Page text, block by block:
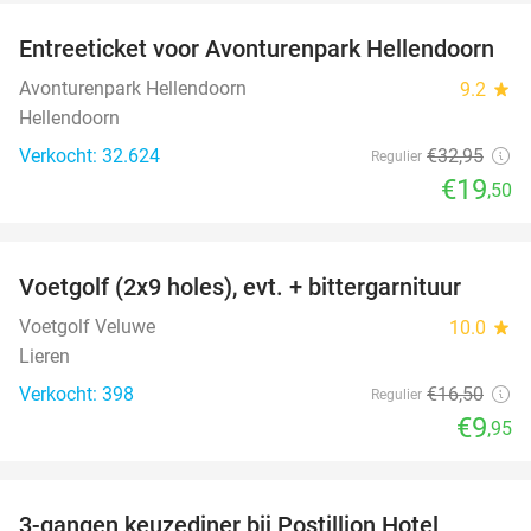
41%
Entreeticket voor Avonturenpark Hellendoorn
Avonturenpark Hellendoorn 9.2 star
Hellendoorn
Verkocht: 32.624
Regulier €32,95
€19,50
40%
Voetgolf (2x9 holes), evt. + bittergarnituur
Voetgolf Veluwe 10.0 star
Lieren
Verkocht: 398
Regulier €16,50
€9,95
3-gangen keuzediner bij Postillion Hotel